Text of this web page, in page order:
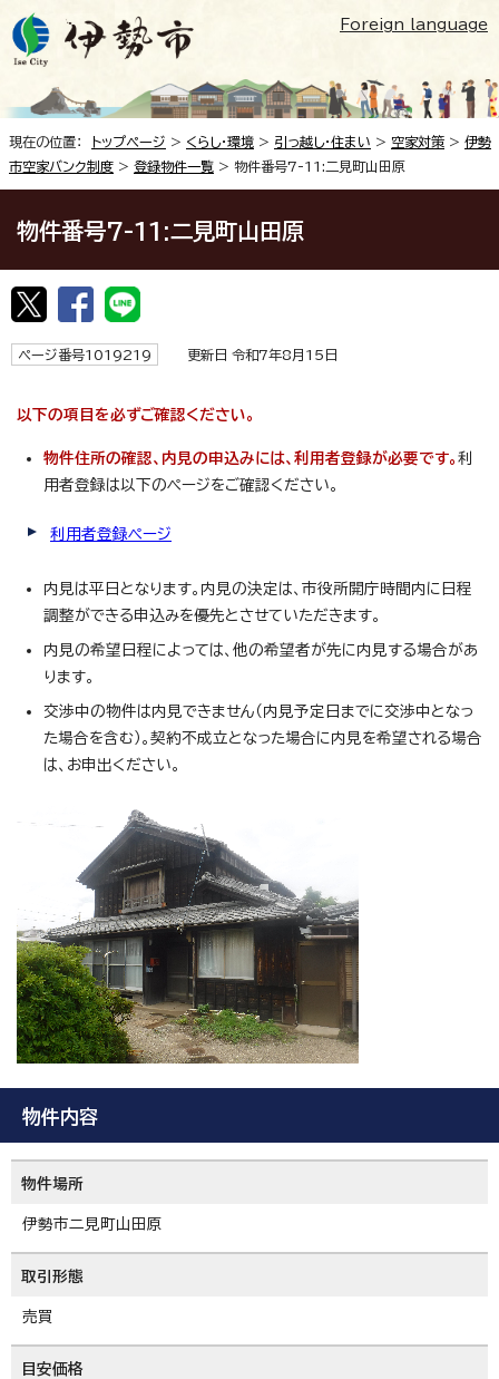
Foreign language
現在の位置： トップページ > くらし・環境 > 引っ越し・住まい > 空家対策 > 伊勢
市空家バンク制度 > 登録物件一覧 > 物件番号7-11:二見町山田原
物件番号7-11:二見町山田原
ページ番号1019219 更新日 令和7年8月15日
以下の項目を必ずご確認ください。
物件住所の確認、内見の申込みには、利用者登録が必要です。 利
用者登録は以下のページをご確認ください。
利用者登録ページ
内見は平日となります。内見の決定は、市役所開庁時間内に日程
調整ができる申込みを優先とさせていただきます。
内見の希望日程によっては、他の希望者が先に内見する場合があ
ります。
交渉中の物件は内見できません（内見予定日までに交渉中となっ
た場合を含む）。契約不成立となった場合に内見を希望される場合
は、お申出ください。
物件内容
物件場所
伊勢市二見町山田原
取引形態
売買
目安価格